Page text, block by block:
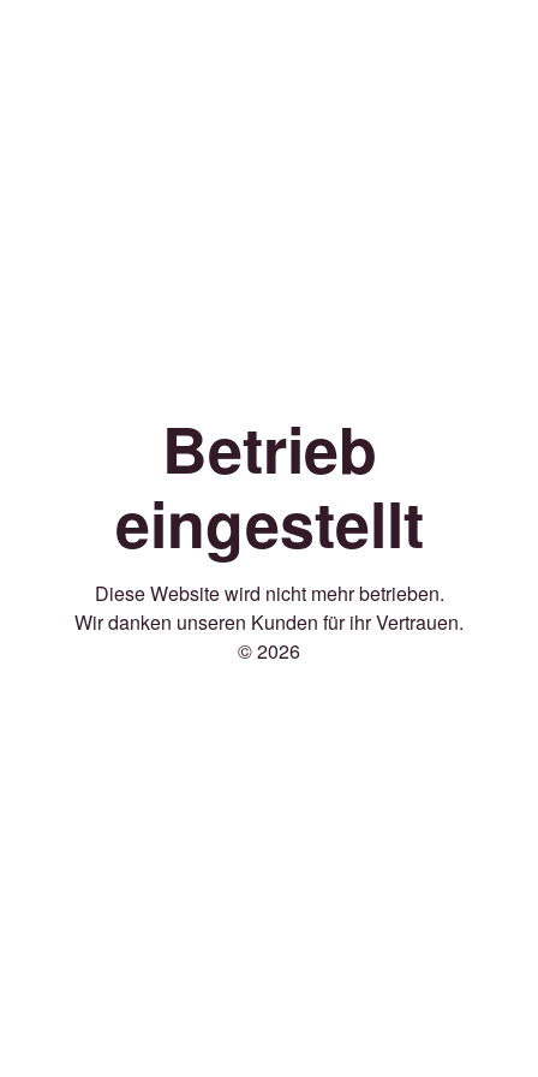
Betrieb
eingestellt
Diese Website wird nicht mehr betrieben.
Wir danken unseren Kunden für ihr Vertrauen.
© 2026